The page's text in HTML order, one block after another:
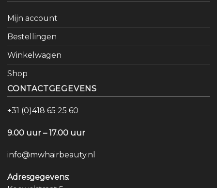
Mijn account
Bestellingen
Winkelwagen
Shop
CONTACTGEGEVENS
+31 (0)418 65 25 60
9.00 uur – 17.00 uur
info@mwhairbeauty.nl
Adresgegevens: